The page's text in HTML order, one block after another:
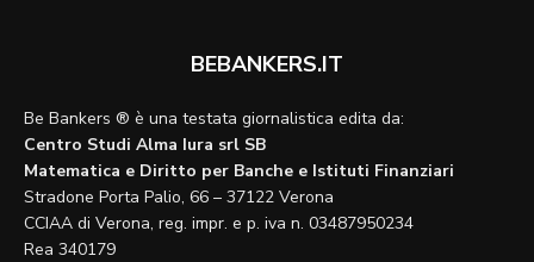
BEBANKERS.IT
Be Bankers ® è una testata giornalistica edita da:
Centro Studi Alma Iura srl SB
Matematica e Diritto per Banche e Istituti Finanziari
Stradone Porta Palio, 66 – 37122 Verona
CCIAA di Verona, reg. impr. e p. iva n. 03487950234
Rea 340179